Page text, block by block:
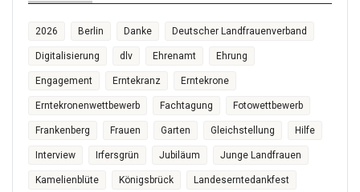
2026 Berlin Danke Deutscher Landfrauenverband
Digitalisierung dlv Ehrenamt Ehrung
Engagement Erntekranz Erntekrone
Erntekronenwettbewerb Fachtagung Fotowettbewerb
Frankenberg Frauen Garten Gleichstellung Hilfe
Interview Irfersgrün Jubiläum Junge Landfrauen
Kamelienblüte Königsbrück Landeserntedankfest